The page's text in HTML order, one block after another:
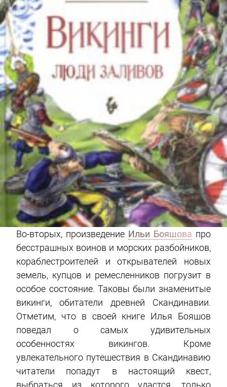
Во-вторых, произведение Ильи Бояшова про
бесстрашных воинов и морских разбойников,
кораблестроителей и открывателей новых
земель, купцов и ремесленников погрузит в
особое состояние. Таковы были знаменитые
викинги, обитатели древней Скандинавии.
Отметим, что в своей книге Илья Бояшов
поведал о самых удивительных
особенностях викингов. Кроме
увлекательного путешествия в Скандинавию
читатели попадут в настоящий квест,
выбраться из которого удастся, только